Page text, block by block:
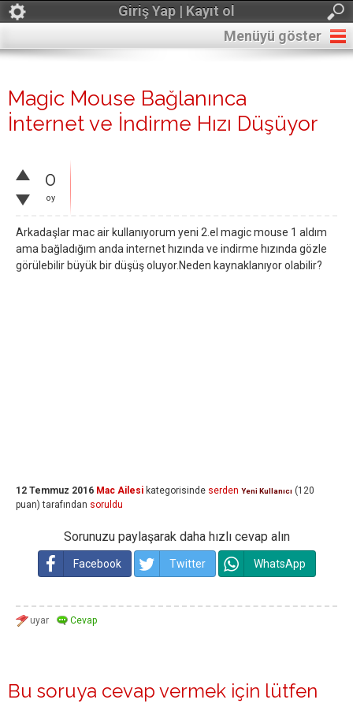
Giriş Yap | Kayıt ol
Menüyü göster
Magic Mouse Bağlanınca
İnternet ve İndirme Hızı Düşüyor
0
oy
Arkadaşlar mac air kullanıyorum yeni 2.el magic mouse 1 aldım
ama bağladığım anda internet hızında ve indirme hızında gözle
görülebilir büyük bir düşüş oluyor.Neden kaynaklanıyor olabilir?
12 Temmuz 2016 Mac Ailesi kategorisinde serden Yeni Kullanıcı (120
puan) tarafından soruldu
Sorunuzu paylaşarak daha hızlı cevap alın
Facebook Twitter WhatsApp
Bu soruya cevap vermek için lütfen